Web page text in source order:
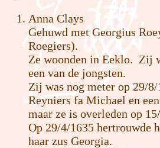
Anna Clays
Gehuwd met Georgius
Roegiers).
Ze woonden in Eeklo. Zij
een van de jongsten.
Zij was nog meter op 29/8/
Reyniers fa Michael en
maar ze is overleden op
Op 29/4/1635 hertrouwde
haar zus Georgia.